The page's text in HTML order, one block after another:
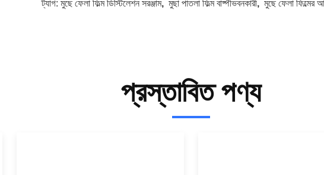
ট্যাগ: মুছে ফেলা ফিল্ম ডিস্টিলেশন সরঞ্জাম, মুছা পাতলা ফিল্ম বাষ্পীভবনকারী, মুছে ফেলা ফিল্মের
প্রস্তাবিত পণ্য